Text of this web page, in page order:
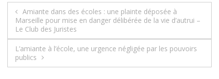
Navigation
de
l’article
Amiante dans des écoles : une plainte déposée à
Marseille pour mise en danger délibérée de la vie d’autrui –
Le Club des Juristes
L’amiante à l’école, une urgence négligée par les pouvoirs
publics